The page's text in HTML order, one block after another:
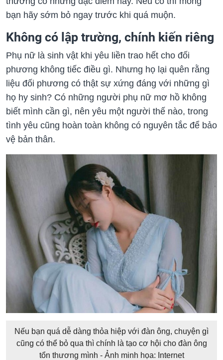
bạn hãy sớm bỏ ngay trước khi quá muộn.
Không có lập trường, chính kiến riêng
Phụ nữ là sinh vật khi yêu liền trao hết cho đối
phương không tiếc điều gì. Nhưng họ lại quên rằng
liệu đối phương có thật sự xứng đáng với những gì
họ hy sinh? Có những người phụ nữ mơ hồ không
biết mình cần gì, nên yêu một người thế nào, trong
tình yêu cũng hoàn toàn không có nguyên tắc để bảo
vệ bản thân.
Nếu bạn quá dễ dàng thỏa hiệp với đàn ông, chuyện gì
cũng có thể bỏ qua thì chính là tạo cơ hội cho đàn ông
tổn thương mình - Ảnh minh họa: Internet